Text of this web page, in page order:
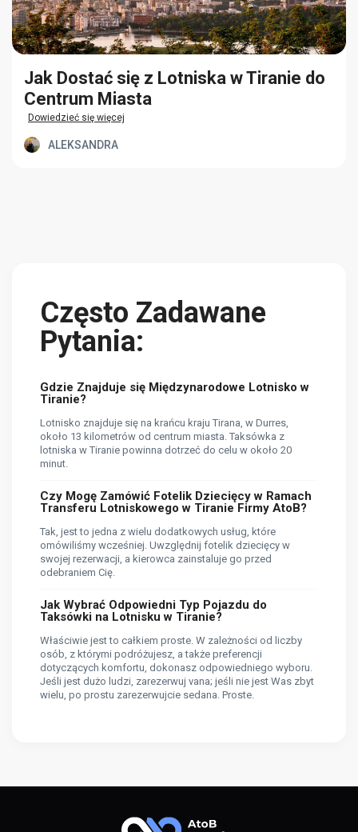
Jak Dostać się z Lotniska w Tiranie do
Centrum Miasta
Dowiedzieć się więcej
ALEKSANDRA
Często Zadawane
Pytania:
Gdzie Znajduje się Międzynarodowe Lotnisko w
Tiranie?
Lotnisko znajduje się na krańcu kraju Tirana, w Durres,
około 13 kilometrów od centrum miasta. Taksówka z
lotniska w Tiranie powinna dotrzeć do celu w około 20
minut.
Czy Mogę Zamówić Fotelik Dziecięcy w Ramach
Transferu Lotniskowego w Tiranie Firmy AtoB?
Tak, jest to jedna z wielu dodatkowych usług, które
omówiliśmy wcześniej. Uwzględnij fotelik dziecięcy w
swojej rezerwacji, a kierowca zainstaluje go przed
odebraniem Cię.
Jak Wybrać Odpowiedni Typ Pojazdu do
Taksówki na Lotnisku w Tiranie?
Właściwie jest to całkiem proste. W zależności od liczby
osób, z którymi podróżujesz, a także preferencji
dotyczących komfortu, dokonasz odpowiedniego wyboru.
Jeśli jest dużo ludzi, zarezerwuj vana; jeśli nie jest Was zbyt
wielu, po prostu zarezerwujcie sedana. Proste.